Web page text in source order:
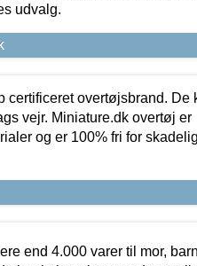
udvalg.
certificeret overtøjsbrand.
vejr. Miniature.dk overtøj er
og er 100% fri for
end 4.000 varer til mor,